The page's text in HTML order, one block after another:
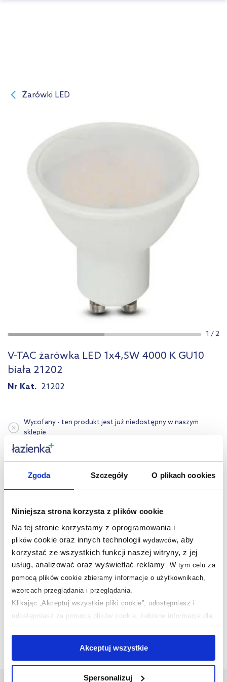
Zgoda Szczegóły O plikach cookies
Niniejsza strona korzysta z plików cookie
Na tej stronie korzystamy z oprogramowania i
plikówcookie oraz innych technologii wydawców, aby
korzystać ze wszystkich funkcji naszej witryny, z jej
usług, analizować oraz wyświetlać reklamy
W tym celu za
pomocą plików cookie zbieramy informacje o użytkownikach,
wzorcach przeglądania i przeglądania.
Klikając „Akceptuj wszystkie pliki cookie”, udostępniasz i
udostępniasz za pomocą plików cookie, zebrane informacje dla
użytkowników zewnętrznych, a także nasi partnerzy reklamowi.
jednak, że zablokowane niektóre pliki cookie mogą mieć wpływ
na sposób dostarczania treści niedostosowanych do potrzeb
Akceptuj wszystkie
Spersonalizuj
Żarówki LED
1 /2
V-TAC żarówka LED 1x4,5W 4000 K GU10
biała 21202
Nr Kat. 21202
Wycofany - ten produkt jest już niedostępny w naszym
sklepie
Nasze nagrody WSZYSTKIE
Sklep z wyposażeniem łazieneknr 1 w Polsce!